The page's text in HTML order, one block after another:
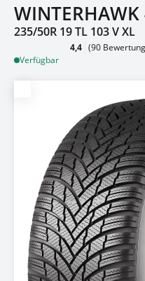
WINTERHAWK
235/50R 19 TL 103 V XL
4,4 (90
Verfügbar